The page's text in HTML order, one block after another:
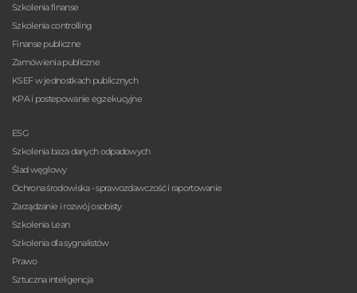
Szkolenia finanse
Szkolenia controlling
Finanse publiczne
Zamówienia publiczne
KSEF w jednostkach publicznych
KPA i postepowanie egzekucyjne
ESG
Szkolenia baza danych odpadowych
Ślad węglowy
Ochrona środowiska - sprawozdawczość i raportowanie
Zarządzanie i rozwój osobisty
Szkolenia Lean
Szkolenia dla sygnalistów
Prawo
Sztuczna inteligencja